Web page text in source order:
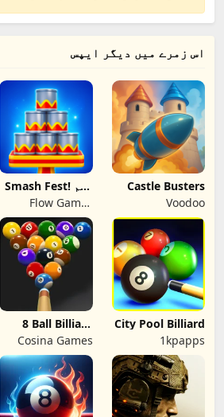
اس زمرے میں دیگر ایپس
Castle Busters
Voodoo
Smash Fest! گیم
کا تفصیلی جائزہ
Flow Games
Bilisim Yazilim ve
Pazarlama
Anonim Sirketi
City Pool Billiard
1kpapps
8 Ball Billiard
Offline
Cosina Games